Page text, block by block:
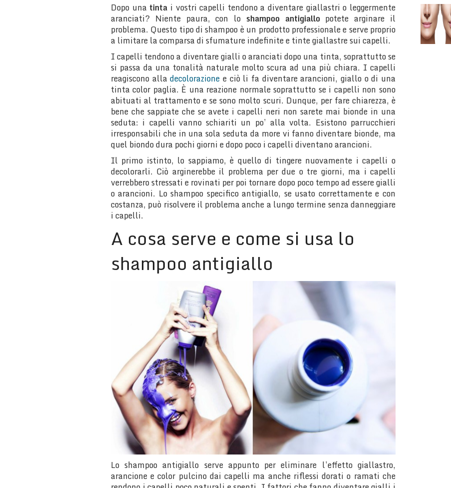
Dopo una tinta i vostri capelli tendono a diventare giallastri o leggermente
aranciati? Niente paura, con lo shampoo antigiallopotete arginare il
problema. Questo tipo di shampoo è un prodotto professionale e serve proprio
a limitare la comparsa di sfumature indefinite e tinte giallastre sui capelli.
I capelli tendono a diventare gialli o aranciati dopo una tinta, soprattutto se
si passa da una tonalità naturale molto scura ad una più chiara. I capelli
reagiscono alladecolorazione e ciò li fa diventare arancioni, giallo o di una
tinta color paglia. È una reazione normale soprattutto se i capelli non sono
abituati al trattamento e se sono molto scuri. Dunque, per fare chiarezza, è
bene che sappiate che se avete i capelli neri non sarete mai bionde in una
seduta: i capelli vanno schiariti un po’ alla volta. Esistono parrucchieri
irresponsabili che in una sola seduta da more vi fanno diventare bionde, ma
quel biondo dura pochi giorni e dopo poco i capelli diventano arancioni.
Il primo istinto, lo sappiamo, è quello di tingere nuovamente i capelli o
decolorarli. Ciò arginerebbe il problema per due o tre giorni, ma i capelli
verrebbero stressati e rovinati per poi tornare dopo poco tempo ad essere gialli
o arancioni. Lo shampoo specifico antigiallo, se usato correttamente e con
costanza, può risolvere il problema anche a lungo termine senza danneggiare
i capelli.
A cosa serve e come si usa lo
shampoo antigiallo
Lo shampoo antigiallo serve appunto per eliminare l’effetto giallastro,
arancione e color pulcino dai capelli ma anche riflessi dorati o ramati che